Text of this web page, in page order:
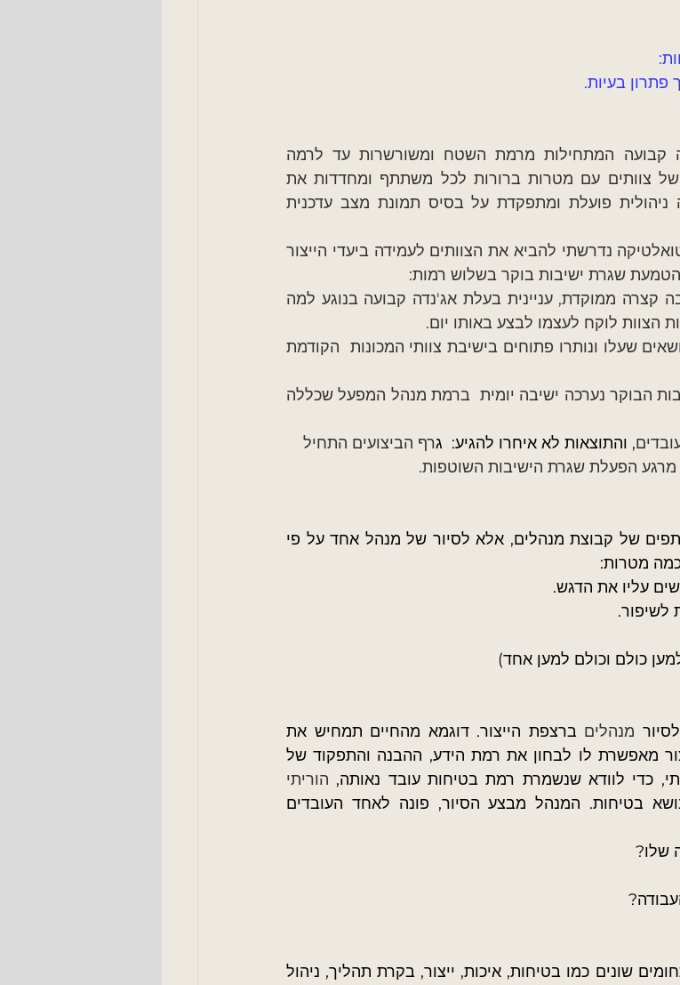
פתרון בעיות.
שגרת ישיבות בוקר בשלוש רמות:
, והתוצאות לא איחרו להגיע:  גרף הביצועים התחיל
הפעלת שגרת הישיבות השוטפות.
כמה מטרות:
עליו את הדגש.
לשיפור.
כולם וכולם למען אחד)
מנהלים
כדי לוודא שנשמרת רמת בטיחות עובד נאותה, הוריתי
שלו?